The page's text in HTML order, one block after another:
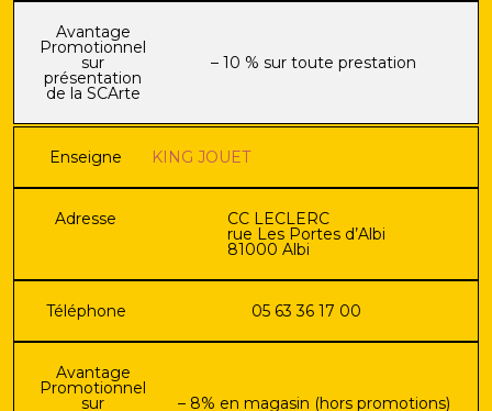
Avantage
Promotionnel
sur
présentation
de la SCArte
– 10 % sur toute prestation
Enseigne KING JOUET
Adresse CC LECLERC
rue Les Portes d’Albi
81000 Albi
Téléphone 05 63 36 17 00
Avantage
Promotionnel
sur – 8% en magasin (hors promotions)